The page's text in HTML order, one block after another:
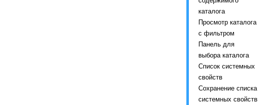
каталога
Просмотр каталога
с фильтром
Панель для
выбора каталога
Список системных
свойств
Сохранение списка
системных свойств